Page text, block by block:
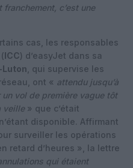
c’est une
cas, les responsables
ICC) d’easyJet dans sa
, qui supervise les
ont « attendu jusqu’à
vol de première vague tôt
veille » que c’était
disponible. Affirmant
surveiller les opérations
retard d’heures », la lettre
qui étaient